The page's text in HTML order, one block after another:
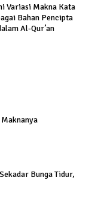
Variasi Makna Kata
Bahan Pencipta
Al-Qur’an
Bunga Tidur,